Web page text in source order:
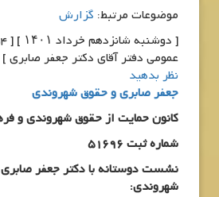
موضوعات مرتبط: گزارش
عمومی دفتر آقای دکتر جعفر صابری ]
نظر بدهید
جعفر صابری و حقوق شهروندی
کانون حمایت از حقوق شهروندی و
شماره ثبت 51696
نشست دوستانه با دکتر جعفر
شهروندی: